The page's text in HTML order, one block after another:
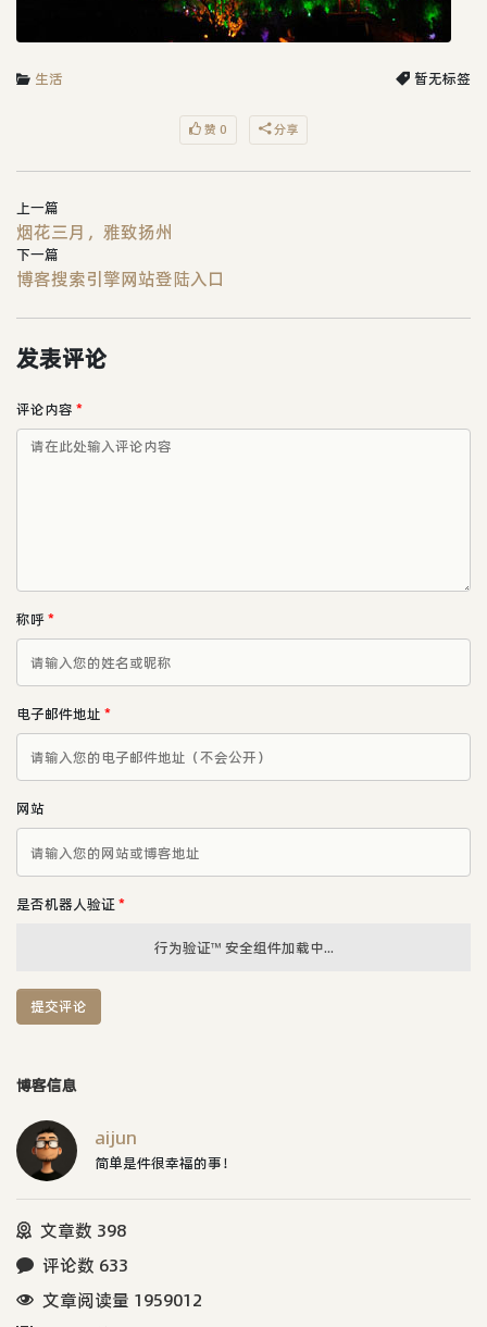
生活 暂无标签
赞 0 分享
上一篇
烟花三月，雅致扬州
下一篇
博客搜索引擎网站登陆入口
发表评论
评论内容 *
称呼*
电子邮件地址 *
网站
是否机器人验证 *
行为验证™ 安全组件加载中...
提交评论
博客信息
aijun
简单是件很幸福的事！
文章数 398
评论数 633
文章阅读量 1959012